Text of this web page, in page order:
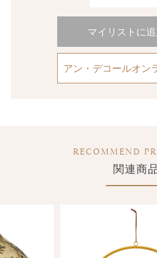
マイリストに
アン・デコールオン
RECOMMEND
関連商